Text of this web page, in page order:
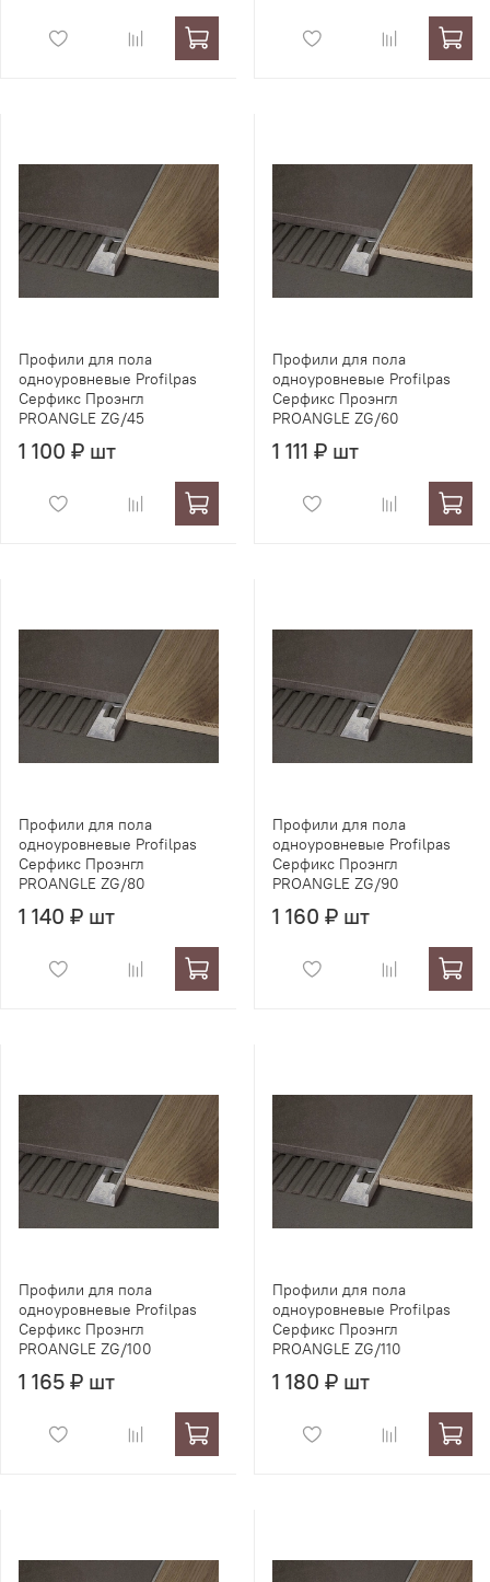
Профили для пола
одноуровневые Profilpas
Серфикс Проэнгл
PROANGLE ZG/45
1 100 ₽ шт
Профили для пола
одноуровневые Profilpas
Серфикс Проэнгл
PROANGLE ZG/60
1 111 ₽ шт
Профили для пола
одноуровневые Profilpas
Серфикс Проэнгл
PROANGLE ZG/80
1 140 ₽ шт
Профили для пола
одноуровневые Profilpas
Серфикс Проэнгл
PROANGLE ZG/90
1 160 ₽ шт
Профили для пола
одноуровневые Profilpas
Серфикс Проэнгл
PROANGLE ZG/100
1 165 ₽ шт
Профили для пола
одноуровневые Profilpas
Серфикс Проэнгл
PROANGLE ZG/110
1 180 ₽ шт